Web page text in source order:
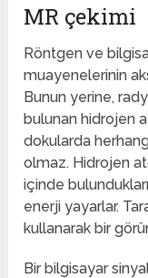
MR çekimi
Röntgen ve
muayenelerinin
Bunun yerine,
bulunan hidrojen
dokularda
olmaz. Hidrojen
içinde
enerji yayarlar.
kullanarak bir
Bir bilgisayar